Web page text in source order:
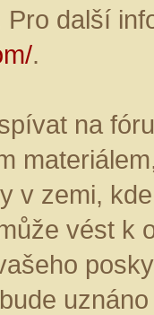
další
.
na
v zemi,
vést k